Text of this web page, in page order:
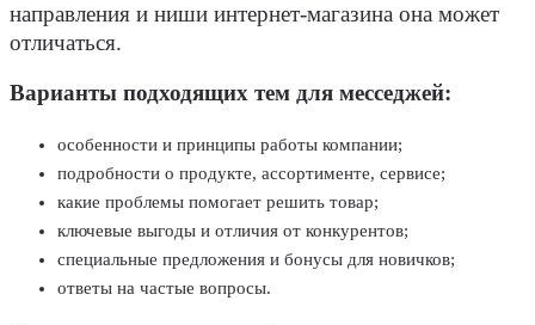
направления и ниши интернет-магазина она может
отличаться.
Варианты подходящих тем для месседжей:
особенности и принципы работы компании;
подробности о продукте, ассортименте, сервисе;
какие проблемы помогает решить товар;
ключевые выгоды и отличия от конкурентов;
специальные предложения и бонусы для новичков;
ответы на частые вопросы.